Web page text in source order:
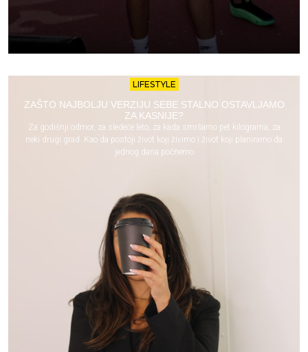
LIFESTYLE
ZAŠTO NAJBOLJU VERZIJU SEBE STALNO OSTAVLJAMO
ZA KASNIJE?
Za godišnji odmor, za sledeće leto, za kada smršamo pet kilograma, za
neki drugi grad. Kao da postoji život koji živimo i život koji planiramo da
jednog dana počnemo